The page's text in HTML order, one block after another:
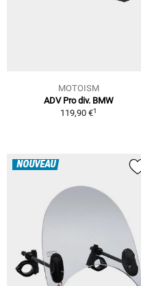
MOTOISM
ADV Pro div. BMW
119,90 €1
NOUVEAU